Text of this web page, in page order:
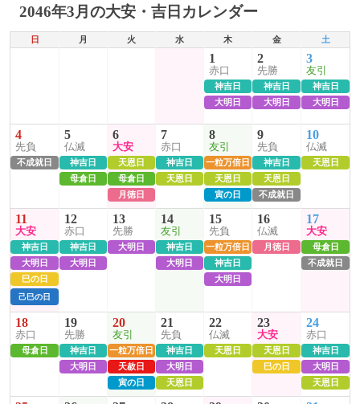
2046年3月の大安・吉日カレンダー
日 月 火 水 木 金 土
1
赤口
神吉日
大明日
2
先勝
神吉日
大明日
3
友引
神吉日
大明日
4
先負
不成就日
5
仏滅
神吉日
母倉日
6
大安
天恩日
母倉日
月徳日
7
赤口
神吉日
天恩日
8
友引
一粒万倍日
天恩日
寅の日
9
先負
神吉日
天恩日
不成就日
10
仏滅
天恩日
11
大安
神吉日
大明日
巳の日
己巳の日
12
赤口
神吉日
大明日
13
先勝
大明日
14
友引
神吉日
大明日
15
先負
一粒万倍日
神吉日
大明日
16
仏滅
月徳日
17
大安
母倉日
不成就日
18
赤口
母倉日
19
先勝
神吉日
大明日
20
友引
一粒万倍日
天赦日
寅の日
21
先負
神吉日
大明日
天恩日
22
仏滅
天恩日
23
大安
天恩日
巳の日
24
赤口
神吉日
大明日
天恩日